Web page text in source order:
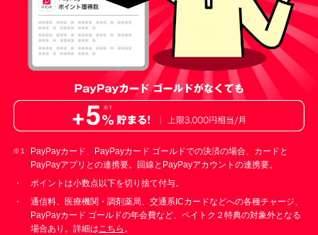
PayPayカード、PayPayカード ゴールドでの決済の場合、カードと
PayPayアプリとの連携要。回線とPayPayアカウントの連携要。
ポイントは小数点以下を切り捨て付与。
通信料、医療機関・調剤薬局、交通系ICカードなどへの各種チャージ、
PayPayカード ゴールドの年会費など、ペイトク２特典の対象外となる
場合あり。詳細はこちら 。